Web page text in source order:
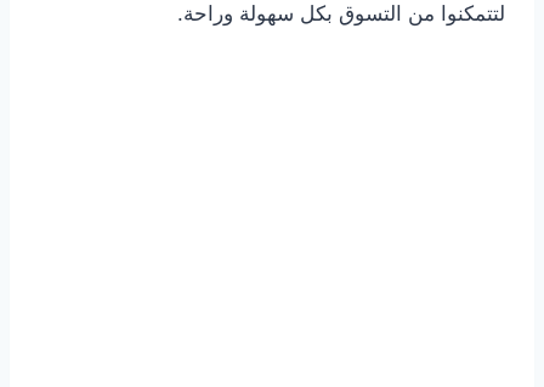
لتتمكنوا من التسوق بكل سهولة وراحة.